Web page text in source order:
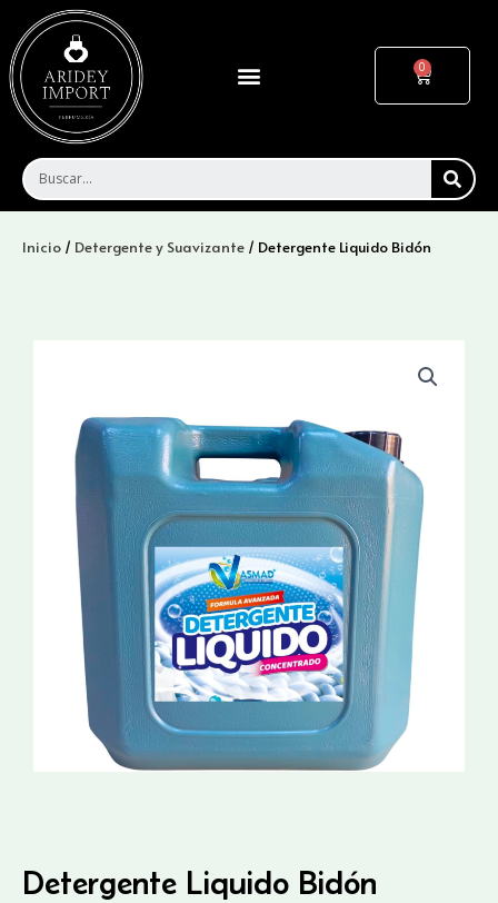
contenido
Menu Cart
Inicio / Detergente y Suavizante / Detergente Liquido Bidón
Detergente Liquido Bidón